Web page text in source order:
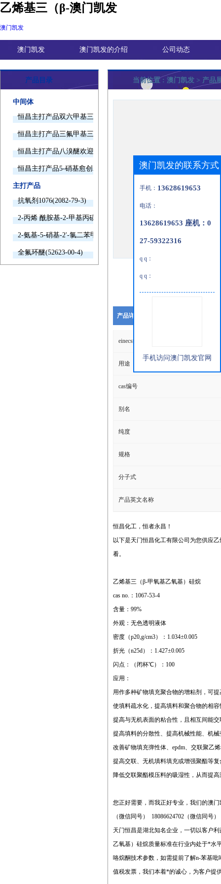
乙烯基三（β-澳门凯发
澳门凯发
澳门凯发 澳门凯发的介绍 公司动态
产品目录
中间体
恒昌主打产品双六甲基三胺欢迎询价
恒昌主打产品三氟甲基三甲基硅烷欢迎询价
恒昌主打产品八溴醚欢迎询价
恒昌主打产品5-硝基愈创木酚钠欢迎询价
主打产品
抗氧剂1076(2082-79-3)
2-丙烯 酰胺基-2-甲基丙磺酸(15214-89-8)
2-氨基-5-硝基-2'-氯二苯甲酮(2011-66-7)
全氟环醚(52623-00-4)
当前位置 : 澳门凯发 > 产品
产品详细说明
einecs编号
用途
cas编号
别名
纯度
规格
分子式
产品英文名称
恒昌化工，恒者永昌！
以下是天门恒昌化工有限公司为您供应
看。
乙烯基三（β-甲氧基乙氧基）硅烷
cas no.：1067-53-4
含量：99%
外观：无色透明液体
密度（p20,g/cm3）：1.034±0.005
折光（n25d）：1.427±0.005
闪点：（闭杯℃）：100
应用：
用作多种矿物填充聚合物的增粘剂，可
使填料疏水化，提高填料和聚合物的相
提高与无机表面的粘合性，且相互间能交
提高填料的分散性、提高机械性能、机械
改善矿物填充弹性体、epdm、交联聚乙
提高交联、无机填料填充或增强聚酯等
降低交联聚酯模压料的吸湿性，从而提
您正好需要，而我正好专业，我们的澳
（微信同号） 18086624702（微信同号
天门恒昌是湖北知名企业，一切以客户
乙氧基）硅烷质量标准在行业内处于*水
咯烷酮技术参数，如需提前了解n-苯基
值税发票，我们本着*的诚心，为客户提
澳门凯发的联系方式
手机： 13628619653
电话：
13628619653 座机：0
27-59322316
q q：
q q：
手机访问澳门凯发官网